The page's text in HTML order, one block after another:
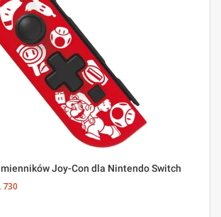
Joy-Con dla Nintendo Switch
730